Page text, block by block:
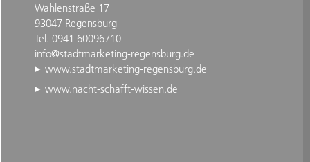
Wahlenstraße 17
93047 Regensburg
Tel. 0941 60096710
info@stadtmarketing-regensburg.de
www.stadtmarketing-regensburg.de
www.nacht-schafft-wissen.de